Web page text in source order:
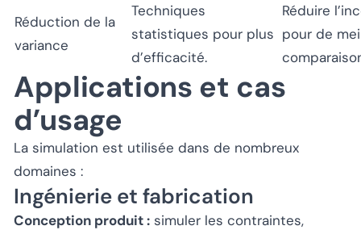
Réduction de la
variance
Techniques
statistiques pour plus
d’efficacité.
Réduire
pour de
Applications et cas
d’usage
La simulation est utilisée dans de nombreux
domaines :
Ingénierie et fabrication
Conception produit : simuler les contraintes,